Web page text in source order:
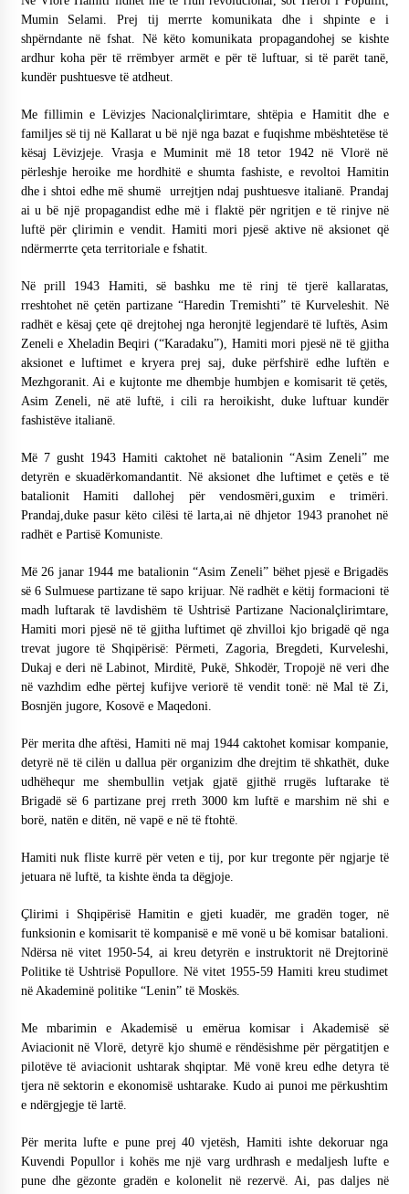
Mumin Selami. Prej tij merrte komunikata dhe i shpinte e i
shpërndante në fshat. Në këto komunikata propagandohej se kishte
ardhur koha për të rrëmbyer armët e për të luftuar, si të parët tanë,
kundër pushtuesve të atdheut.
Me fillimin e Lëvizjes Nacionalçlirimtare, shtëpia e Hamitit dhe e
familjes së tij në Kallarat u bë një nga bazat e fuqishme mbështetëse të
kësaj Lëvizjeje. Vrasja e Muminit më 18 tetor 1942 në Vlorë në
përleshje heroike me hordhitë e shumta fashiste, e revoltoi Hamitin
dhe i shtoi edhe më shumë urrejtjen ndaj pushtuesve italianë. Prandaj
ai u bë një propagandist edhe më i flaktë për ngritjen e të rinjve në
luftë për çlirimin e vendit. Hamiti mori pjesë aktive në aksionet që
ndërmerrte çeta territoriale e fshatit.
Në prill 1943 Hamiti, së bashku me të rinj të tjerë kallaratas,
rreshtohet në çetën partizane “Haredin Tremishti” të Kurveleshit. Në
radhët e kësaj çete që drejtohej nga heronjtë legjendarë të luftës, Asim
Zeneli e Xheladin Beqiri (“Karadaku”), Hamiti mori pjesë në të gjitha
aksionet e luftimet e kryera prej saj, duke përfshirë edhe luftën e
Mezhgoranit. Ai e kujtonte me dhembje humbjen e komisarit të çetës,
Asim Zeneli, në atë luftë, i cili ra heroikisht, duke luftuar kundër
fashistëve italianë.
Më 7 gusht 1943 Hamiti caktohet në batalionin “Asim Zeneli” me
detyrën e skuadërkomandantit. Në aksionet dhe luftimet e çetës e të
batalionit Hamiti dallohej për vendosmëri,guxim e trimëri.
Prandaj,duke pasur këto cilësi të larta,ai në dhjetor 1943 pranohet në
radhët e Partisë Komuniste.
Më 26 janar 1944 me batalionin “Asim Zeneli” bëhet pjesë e Brigadës
së 6 Sulmuese partizane të sapo krijuar. Në radhët e këtij formacioni të
madh luftarak të lavdishëm të Ushtrisë Partizane Nacionalçlirimtare,
Hamiti mori pjesë në të gjitha luftimet që zhvilloi kjo brigadë që nga
trevat jugore të Shqipërisë: Përmeti, Zagoria, Bregdeti, Kurveleshi,
Dukaj e deri në Labinot, Mirditë, Pukë, Shkodër, Tropojë në veri dhe
në vazhdim edhe përtej kufijve veriorë të vendit tonë: në Mal të Zi,
Bosnjën jugore, Kosovë e Maqedoni.
Për merita dhe aftësi, Hamiti në maj 1944 caktohet komisar kompanie,
detyrë në të cilën u dallua për organizim dhe drejtim të shkathët, duke
udhëhequr me shembullin vetjak gjatë gjithë rrugës luftarake të
Brigadë së 6 partizane prej rreth 3000 km luftë e marshim në shi e
borë, natën e ditën, në vapë e në të ftohtë.
Hamiti nuk fliste kurrë për veten e tij, por kur tregonte për ngjarje të
jetuara në luftë, ta kishte ënda ta dëgjoje.
Çlirimi i Shqipërisë Hamitin e gjeti kuadër, me gradën toger, në
funksionin e komisarit të kompanisë e më vonë u bë komisar batalioni.
Ndërsa në vitet 1950-54, ai kreu detyrën e instruktorit në Drejtorinë
Politike të Ushtrisë Popullore. Në vitet 1955-59 Hamiti kreu studimet
në Akademinë politike “Lenin” të Moskës.
Me mbarimin e Akademisë u emërua komisar i Akademisë së
Aviacionit në Vlorë, detyrë kjo shumë e rëndësishme për përgatitjen e
pilotëve të aviacionit ushtarak shqiptar. Më vonë kreu edhe detyra të
tjera në sektorin e ekonomisë ushtarake. Kudo ai punoi me përkushtim
e ndërgjegje të lartë.
Për merita lufte e pune prej 40 vjetësh, Hamiti ishte dekoruar nga
Kuvendi Popullor i kohës me një varg urdhrash e medaljesh lufte e
pune dhe gëzonte gradën e kolonelit në rezervë. Ai, pas daljes në